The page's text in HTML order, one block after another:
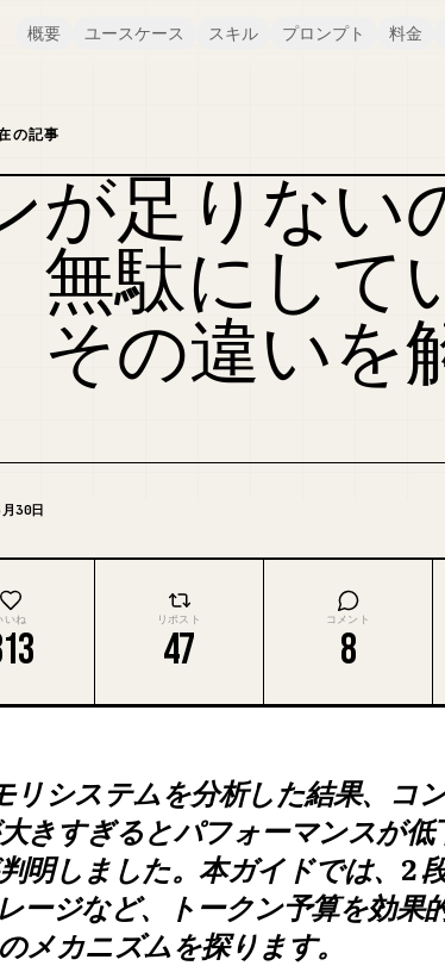
概要 ユースケース スキル プロンプト 料金
の記事
が足りない
無駄にして
その違いを
30日
いね リポスト
47
コメント
8
リシステムを分析した結果、コ
きすぎるとパフォーマンスが低
明しました。本ガイドでは、2
ージなど、トークン予算を効果
メカニズムを探ります。